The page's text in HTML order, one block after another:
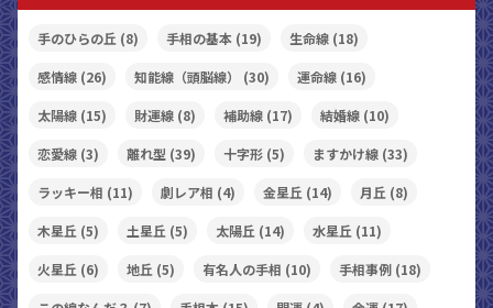
手のひらの丘 (8) 手相の基本 (19) 生命線 (18)
感情線 (26) 知能線（頭脳線） (30) 運命線 (16)
太陽線 (15) 財運線 (8) 補助線 (17) 結婚線 (10)
恋愛線 (3) 離れ型 (39) 十字形 (5) ますかけ線 (33)
ラッキー相 (11) 劇レア相 (4) 金星丘 (14) 月丘 (8)
木星丘 (5) 土星丘 (5) 太陽丘 (14) 水星丘 (11)
火星丘 (6) 地丘 (5) 有名人の手相 (10) 手相事例 (18)